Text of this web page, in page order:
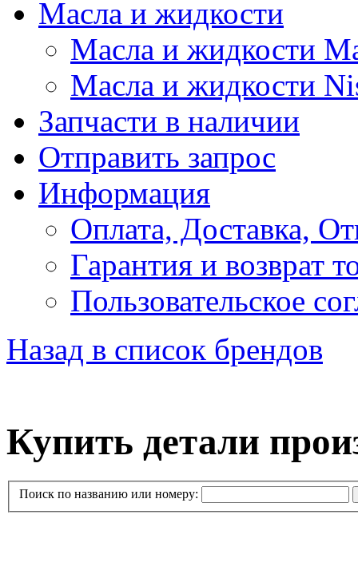
Масла и жидкости
Масла и жидкости
Масла и жидкости
Запчасти в наличии
Отправить запрос
Информация
Оплата, Доставка,
Гарантия и возврат
Пользовательское
Назад в список брендов
Купить детали
Поиск по названию или номеру: